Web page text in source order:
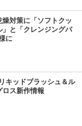
燥対策に「ソフトクッ
と「クレンジングバ
に
キッドブラッシュ＆ル
ロス新作情報